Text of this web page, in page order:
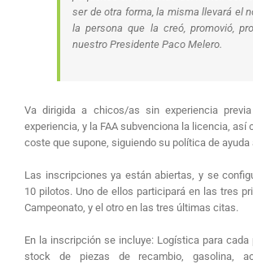
ser de otra forma, la misma llevará el
la persona que la creó, promovió,
nuestro Presidente Paco Melero.
Va dirigida a chicos/as sin experiencia
experiencia, y la FAA subvenciona la licencia, así
coste que supone, siguiendo su política de ayuda
Las inscripciones ya están abiertas, y se
10 pilotos. Uno de ellos participará en las tres
Campeonato, y el otro en las tres últimas citas.
En la inscripción se incluye: Logística para cada
stock de piezas de recambio, gasolina,